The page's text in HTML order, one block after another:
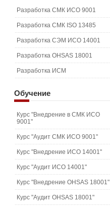
Разработка СМК ИСО 9001
Разработка СМК ISO 13485
Разработка СЭМ ИСО 14001
Разработка OHSAS 18001
Разработка ИСМ
Обучение
Курс "Внедрение в СМК ИСО
9001"
Курс "Аудит СМК ИСО 9001"
Курс "Внедрение ИСО 14001"
Курс "Аудит ИСО 14001"
Курс "Внедрение OHSAS 18001"
Курс "Аудит OHSAS 18001"